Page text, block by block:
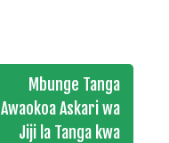
Mbunge Tanga
Awaokoa Askari wa
Jiji la Tanga kwa